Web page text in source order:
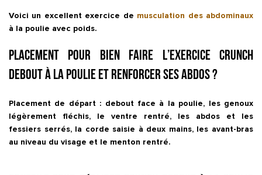
Voici un excellent exercice de musculation des abdominaux
à la poulie avec poids.
Placement pour bien faire l’exercice Crunch
debout à la poulie et renforcer ses abdos ?
Placement de départ : debout face à la poulie, les genoux
légèrement fléchis, le ventre rentré, les abdos et les
fessiers serrés, la corde saisie à deux mains, les avant-bras
au niveau du visage et le menton rentré.